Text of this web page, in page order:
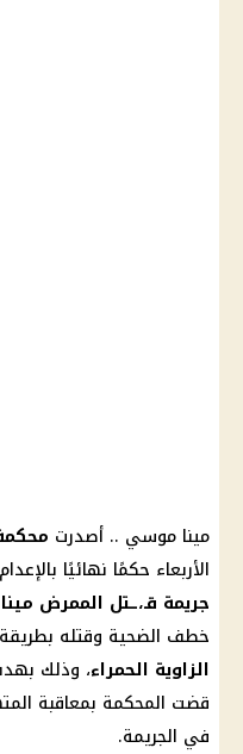
مينا موسي .. أصدرت
الأربعاء حكمًا نهائيًا
جريمة قـ،ـتل الممرض
خطف الضحية وقتله
الزاوية الحمراء، وذلك
قضت المحكمة بمعاقبة
في الجريمة.